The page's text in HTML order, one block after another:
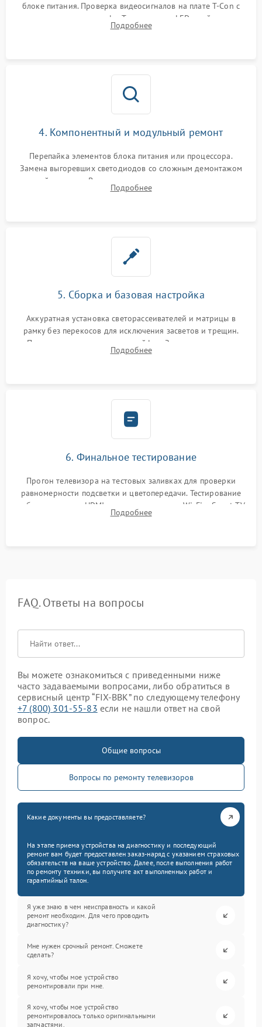
блоке питания. Проверка видеосигналов на плате T-Con с
помощью осциллографа. Тестирование LED-драйвера и
светодиодных планок подсветки мультиметром.
Подробнее
4. Компонентный и модульный ремонт
Перепайка элементов блока питания или процессора.
Замена выгоревших светодиодов со сложным демонтажом
хрупкой матрицы. Восстановление поврежденных дорожек,
прошивка микросхем памяти EEPROM
Подробнее
5. Сборка и базовая настройка
Аккуратная установка светорассеивателей и матрицы в
рамку без перекосов для исключения засветов и трещин.
Подключение внутренних шлейфов. Закрытие корпуса.
Сброс настроек и обновление программного обеспечения.
Подробнее
6. Финальное тестирование
Прогон телевизора на тестовых заливках для проверки
равномерности подсветки и цветопередачи. Тестирование
работы разъемов HDMI, динамиков, модуля Wi-Fi и Smart TV
в рабочем режиме в течение нескольких часов.
Подробнее
FAQ. Ответы на вопросы
Вы можете ознакомиться с приведенными ниже
часто задаваемыми вопросами, либо обратиться в
сервисный центр “FIX-BBK” по следующему телефону
+7 (800) 301-55-83 если не нашли ответ на свой
вопрос.
Общие вопросы
Вопросы по ремонту телевизоров
Какие документы вы предоставляете?
На этапе приема устройства на диагностику и последующий
ремонт вам будет предоставлен заказ-наряд с указанием страховых
обязательств на ваше устройство. Далее, после выполнения работ
по ремонту техники, вы получите акт выполненных работ и
гарантийный талон.
Я уже знаю в чем неисправность и какой
ремонт необходим. Для чего проводить
диагностику?
Мне нужен срочный ремонт. Сможете
сделать?
Я хочу, чтобы мое устройство
ремонтировали при мне.
Я хочу, чтобы мое устройство
ремонтировалось только оригинальными
запчастями.